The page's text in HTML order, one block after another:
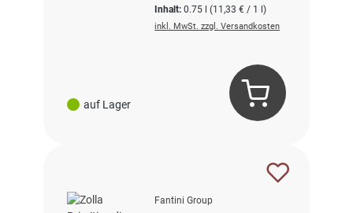
auf Lager
Inhalt:0.75 l(11,33 € / 1 l)
inkl. MwSt. zzgl. Versandkosten
Fantini Group